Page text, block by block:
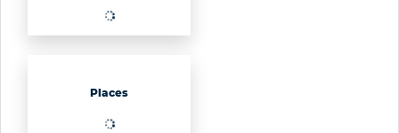
Places
(0)